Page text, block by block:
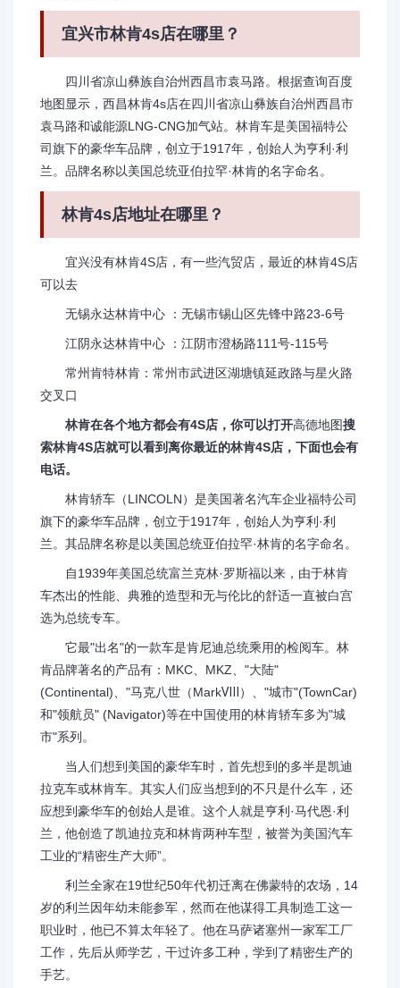
宜兴市林肯4s店在哪里？
四川省凉山彝族自治州西昌市袁马路。根据查询百度
地图显示，西昌林肯4s店在四川省凉山彝族自治州西昌市
袁马路和诚能源LNG-CNG加气站。林肯车是美国福特公
司旗下的豪华车品牌，创立于1917年，创始人为亨利·利
兰。品牌名称以美国总统亚伯拉罕·林肯的名字命名。
林肯4s店地址在哪里？
宜兴没有林肯4S店，有一些汽贸店，最近的林肯4S店
可以去
无锡永达林肯中心 ：无锡市锡山区先锋中路23-6号
江阴永达林肯中心 ：江阴市澄杨路111号-115号
常州肯特林肯：常州市武进区湖塘镇延政路与星火路
交叉口
林肯在各个地方都会有4S店，你可以打开高德地图搜
索林肯4S店就可以看到离你最近的林肯4S店，下面也会有
电话。
林肯轿车（LINCOLN）是美国著名汽车企业福特公司
旗下的豪华车品牌，创立于1917年，创始人为亨利·利
兰。其品牌名称是以美国总统亚伯拉罕·林肯的名字命名。
自1939年美国总统富兰克林·罗斯福以来，由于林肯
车杰出的性能、典雅的造型和无与伦比的舒适一直被白宫
选为总统专车。
它最"出名"的一款车是肯尼迪总统乘用的检阅车。林
肯品牌著名的产品有：MKC、MKZ、"大陆"
(Continental)、"马克八世（MarkⅧ）、"城市"(TownCar)
和"领航员" (Navigator)等在中国使用的林肯轿车多为"城
市"系列。
当人们想到美国的豪华车时，首先想到的多半是凯迪
拉克车或林肯车。其实人们应当想到的不只是什么车，还
应想到豪华车的创始人是谁。这个人就是亨利·马代恩·利
兰，他创造了凯迪拉克和林肯两种车型，被誉为美国汽车
工业的“精密生产大师”。
利兰全家在19世纪50年代初迁离在佛蒙特的农场，14
岁的利兰因年幼未能参军，然而在他谋得工具制造工这一
职业时，他已不算太年轻了。他在马萨诸塞州一家军工厂
工作，先后从师学艺，干过许多工种，学到了精密生产的
手艺。